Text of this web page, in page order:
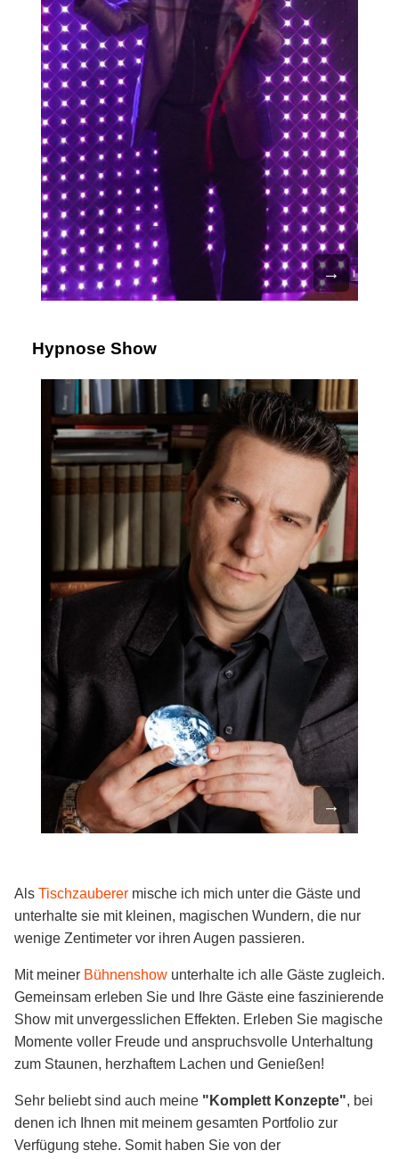
Hypnose Show
Als Tischzauberer mische ich mich unter die Gäste und
unterhalte sie mit kleinen, magischen Wundern, die nur
wenige Zentimeter vor ihren Augen passieren.
Mit meiner Bühnenshow unterhalte ich alle Gäste zugleich.
Gemeinsam erleben Sie und Ihre Gäste eine faszinierende
Show mit unvergesslichen Effekten. Erleben Sie magische
Momente voller Freude und anspruchsvolle Unterhaltung
zum Staunen, herzhaftem Lachen und Genießen!
Sehr beliebt sind auch meine "Komplett Konzepte", bei
denen ich Ihnen mit meinem gesamten Portfolio zur
Verfügung stehe. Somit haben Sie von der